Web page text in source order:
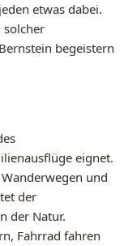
etwas dabei.
solcher
begeistern
eignet.
und
der
der Natur.
Fahrrad fahren